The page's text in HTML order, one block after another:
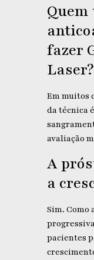
Quem
fazer
Laser?
Em muitos
da técnica
avaliação
A
a
Sim. Como
pacientes